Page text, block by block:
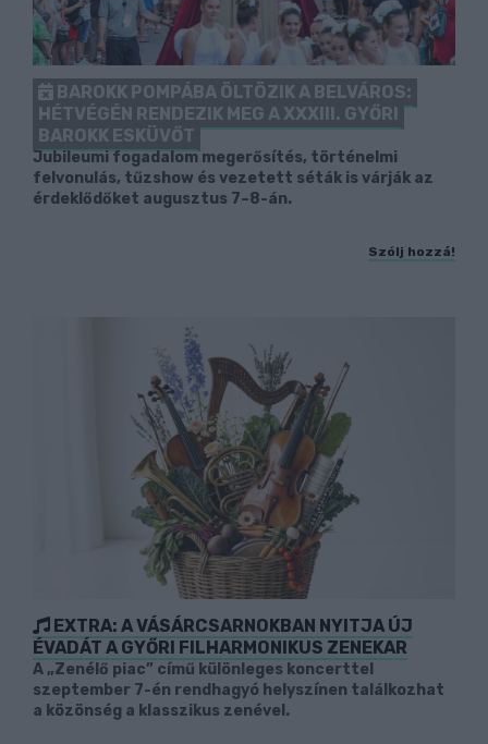
BAROKK POMPÁBA ÖLTÖZIK A BELVÁROS:
HÉTVÉGÉN RENDEZIK MEG A XXXIII. GYŐRI
BAROKK ESKÜVŐT
Jubileumi fogadalom megerősítés, történelmi
felvonulás, tűzshow és vezetett séták is várják az
érdeklődőket augusztus 7–8-án.
Szólj hozzá!
EXTRA: A VÁSÁRCSARNOKBAN NYITJA ÚJ
ÉVADÁT A GYŐRI FILHARMONIKUS ZENEKAR
A „Zenélő piac” című különleges koncerttel
szeptember 7-én rendhagyó helyszínen találkozhat
a közönség a klasszikus zenével.